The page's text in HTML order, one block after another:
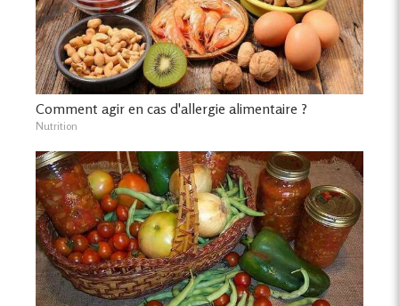
Comment agir en cas d'allergie alimentaire ?
Nutrition